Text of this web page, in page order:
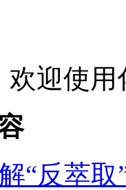
欢迎使用
“反萃取